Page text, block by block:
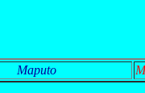
Maputo